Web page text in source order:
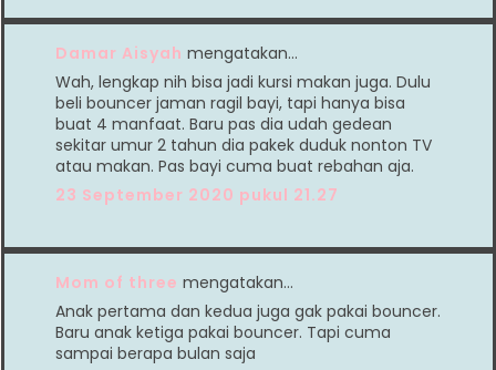
Damar Aisyah mengatakan…
Wah, lengkap nih bisa jadi kursi makan juga. Dulu
beli bouncer jaman ragil bayi, tapi hanya bisa
buat 4 manfaat. Baru pas dia udah gedean
sekitar umur 2 tahun dia pakek duduk nonton TV
atau makan. Pas bayi cuma buat rebahan aja.
23 September 2020 pukul 21.27
Mom of three mengatakan…
Anak pertama dan kedua juga gak pakai bouncer.
Baru anak ketiga pakai bouncer. Tapi cuma
sampai berapa bulan saja